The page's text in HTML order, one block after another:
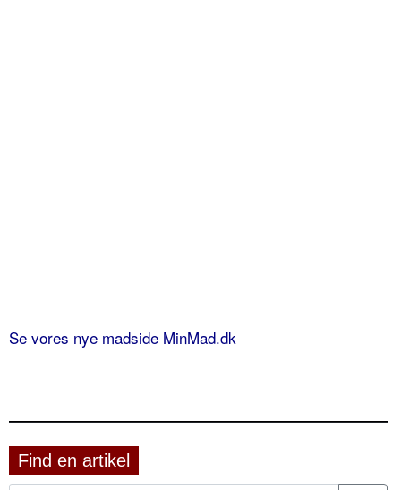
Se vores nye madside MinMad.dk
Find en artikel